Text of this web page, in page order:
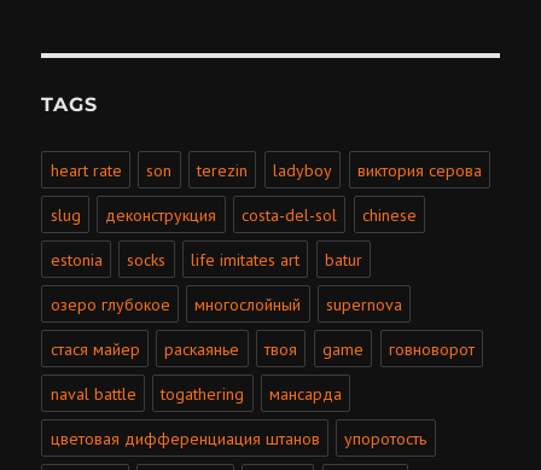
TAGS
heart rate son terezin ladyboy виктория серова
slug деконструкция costa-del-sol chinese
estonia socks life imitates art batur
озеро глубокое многослойный supernova
стася майер раскаянье твоя game говноворот
naval battle togathering мансарда
цветовая дифференциация штанов упоротость